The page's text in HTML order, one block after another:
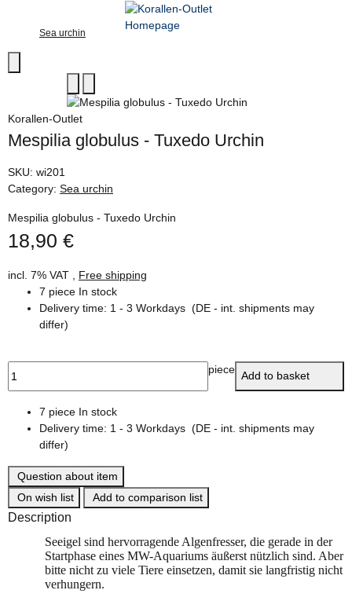
Sea urchin
Korallen-Outlet
Mespilia globulus - Tuxedo Urchin
SKU: wi201
Category: Sea urchin
Mespilia globulus - Tuxedo Urchin
18,90 €
incl. 7% VAT , Free shipping
7 piece In stock
Delivery time: 1 - 3 Workdays (DE - int. shipments may
differ)
piece Add to basket
7 piece In stock
Delivery time: 1 - 3 Workdays (DE - int. shipments may
differ)
Question about item
On wish list
Add to comparison list
Description
Seeigel sind hervorragende Algenfresser, die gerade in der
Startphase eines MW-Aquariums äußerst nützlich sind. Aber
bitte nicht zu viele Tiere einsetzen, damit sie langfristig nicht
verhungern.